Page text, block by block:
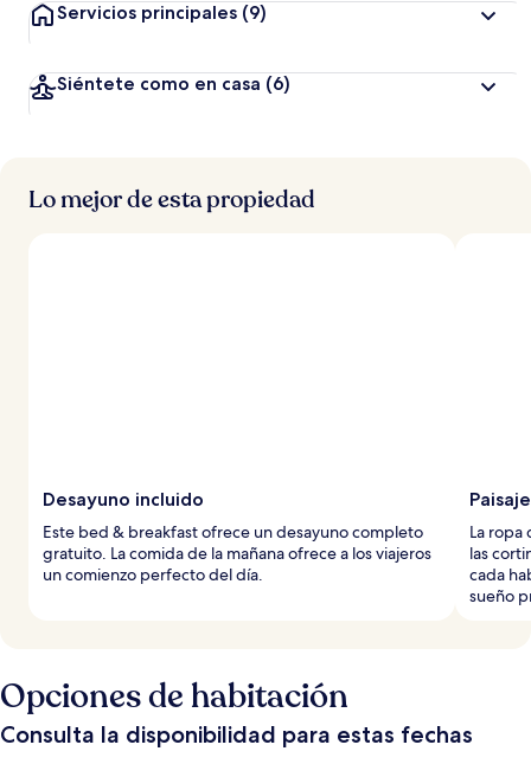
Servicios principales (9)
Siéntete como en casa (6)
Lo mejor de esta propiedad
Desayuno incluido
Este bed & breakfast ofrece un desayuno completo
gratuito. La comida de la mañana ofrece a los viajeros
un comienzo perfecto del día.
La ropa
las
cada
sueño
Opciones de habitación
Consulta la disponibilidad para estas fechas